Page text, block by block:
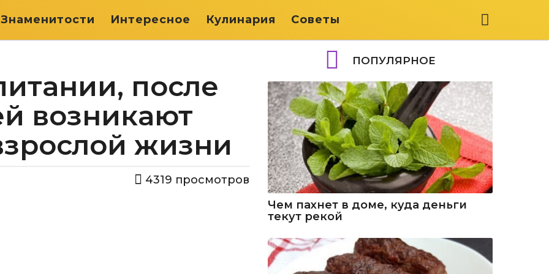
Знаменитости Интересное Кулинария Советы
после
возникают
жизни
4319 просмотров
ПОПУЛЯРНОЕ
Чем пахнет в доме, куда деньги
текут рекой